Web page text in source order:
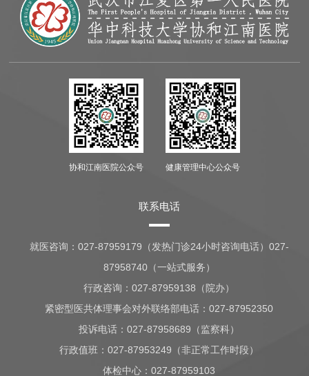
协和江南医院公众号 健康管理中心公众号
联系电话
就医咨询： 027-87959179（发热门诊24小时咨询电话）027-
87958740（一站式服务）
行政咨询：027-87959138（院办）
紧密型医共体理事会对外联络部电话：027-87952350
投诉电话：027-87958689（监察科）
行政值班：027-87953249（非正常工作时段）
体检中心：027-87959103